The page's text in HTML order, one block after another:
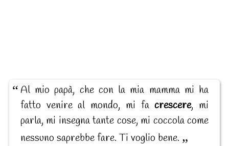
Al mio papà, che con la mia mamma mi ha
fatto venire al mondo, mi facrescere, mi
parla, mi insegna tante cose, mi coccola come
nessuno saprebbe fare. Ti voglio bene.